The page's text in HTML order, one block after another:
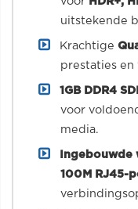
uitstekende
Krachtige
prestaties
1GB DDR4
voor
media.
100M RJ45-